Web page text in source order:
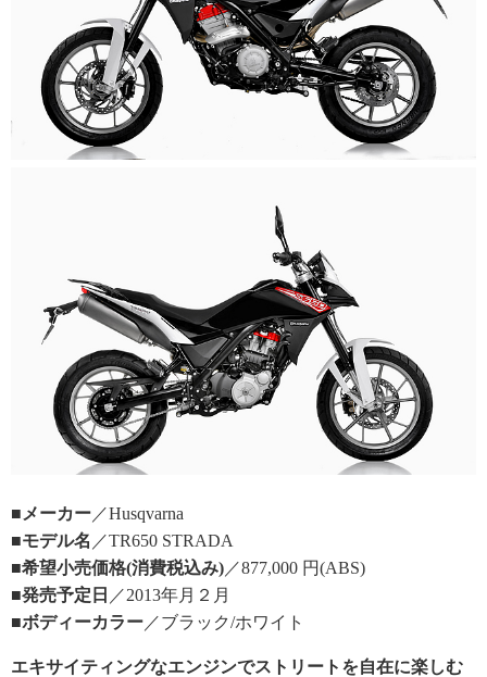
■メーカー ／Husqvarna
■モデル名 ／TR650 STRADA
■希望小売価格(消費税込み) ／877,000 円(ABS)
■発売予定日 ／2013年月２月
■ボディーカラー ／ブラック/ホワイト
エキサイティングなエンジンでストリートを自在に楽しむ